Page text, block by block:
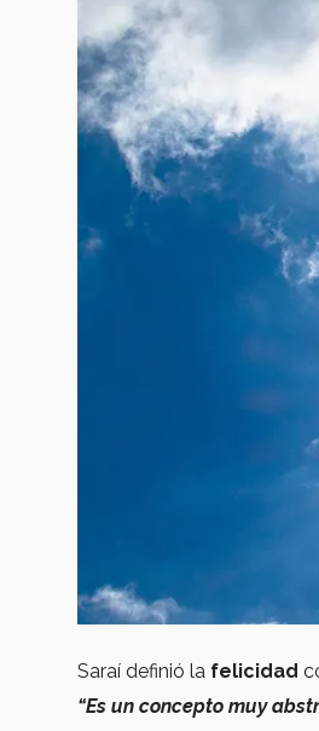
Saraí definió la felicidad
“Es un concepto muy